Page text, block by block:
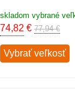
skladom vybrané
74,82 € 77,94 €
Vybrať veľkosť